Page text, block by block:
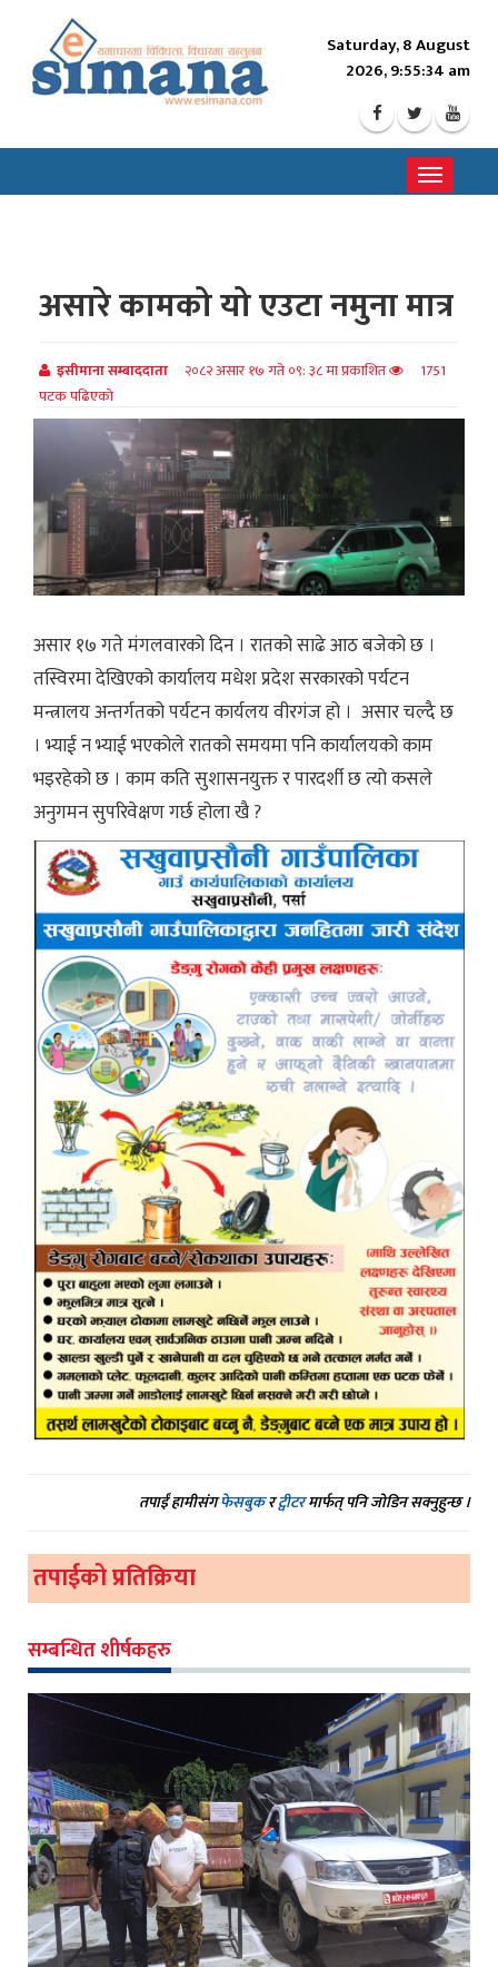
Saturday, 8 August
2026, 9:55:36 am
Toggle
असारे कामको यो एउटा नमुना मात्र
इसीमाना सम्बाददाता २०८२ असार १७ गते ०९: ३८ मा प्रकाशित
1751
पटक पढिएको
असार १७ गते मंगलवारको दिन । रातको साढे आठ बजेको छ ।
तस्विरमा देखिएको कार्यालय मधेश प्रदेश सरकारको पर्यटन
मन्त्रालय अन्तर्गतको पर्यटन कार्यलय वीरगंज हो । असार चल्दै छ
। भ्याई न भ्याई भएकोले रातको समयमा पनि कार्यालयको काम
भइरहेको छ । काम कति सुशासनयुक्त र पारदर्शी छ त्यो कसले
अनुगमन सुपरिवेक्षण गर्छ होला खै ?
तपाईं हामीसंगफेसबुकरट्वीटरमार्फत् पनि जोडिन सक्नुहुन्छ ।
तपाईको प्रतिक्रिया
सम्बन्धित शीर्षकहरु